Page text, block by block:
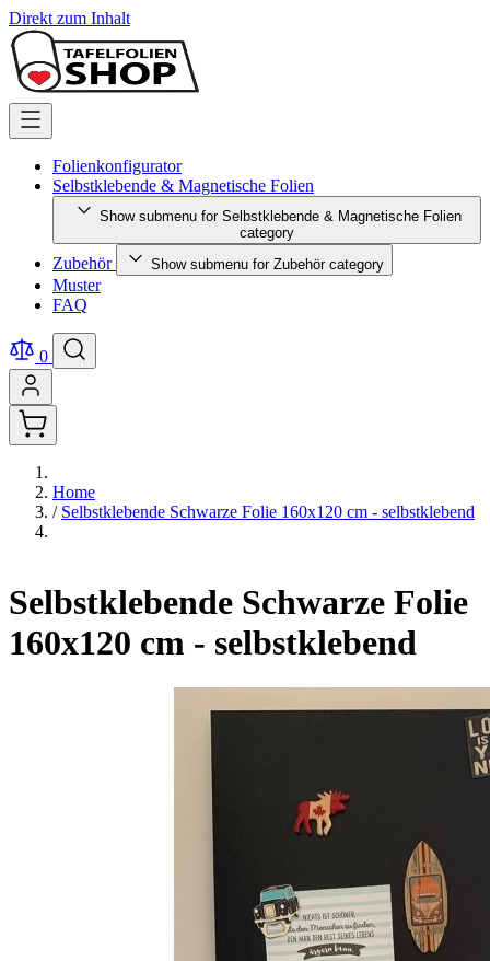
Direkt zum Inhalt
Folienkonfigurator
Selbstklebende & Magnetische Folien
Show submenu for Selbstklebende & Magnetische Folien
category
Zubehör Show submenu for Zubehör category
Muster
FAQ
0
Home
/ Selbstklebende Schwarze Folie 160x120 cm - selbstklebend
Selbstklebende Schwarze Folie
160x120 cm - selbstklebend